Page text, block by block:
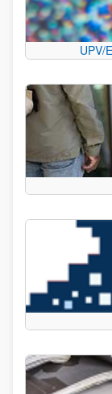
UPV/